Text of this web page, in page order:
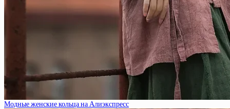
Модные женские кольца на Алиэкспресс